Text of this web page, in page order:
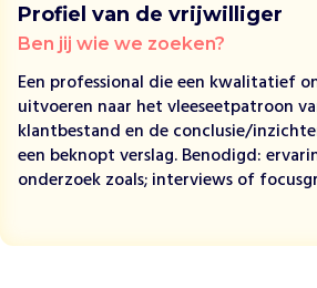
e
e
k
Z
o
n
d
V
Profiel van de vrijwilliger
Ben jij wie we zoeken?
Een professional die een kwalitatief
uitvoeren naar het vleeseetpatroon
klantbestand en de conclusie/
een beknopt verslag. Benodigd:
onderzoek zoals; interviews of